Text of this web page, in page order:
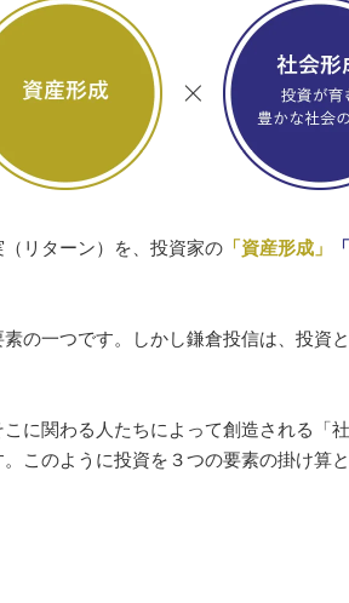
リターン）を、投資家の 「資産形成」
の一つです。しかし鎌倉投信は、投
に関わる人たちによって創造される
。このように投資を３つの要素の掛け